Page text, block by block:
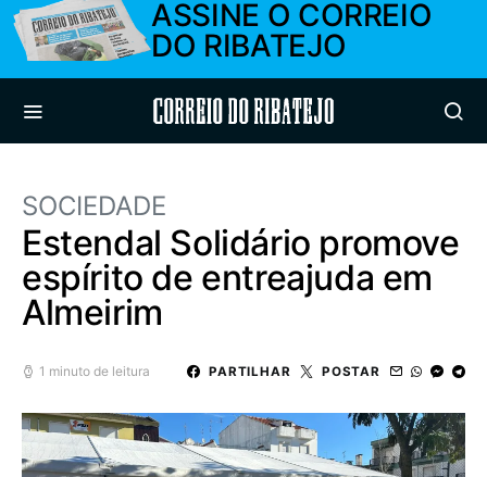
ASSINE O CORREIO
DO RIBATEJO
Correio do Ribatejo
SOCIEDADE
Estendal Solidário promove
espírito de entreajuda em
Almeirim
1 minuto de leitura PARTILHAR POSTAR